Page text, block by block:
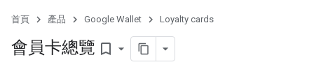
首頁 產品 Google Wallet Loyalty cards
會員卡總覽 bookmark_border